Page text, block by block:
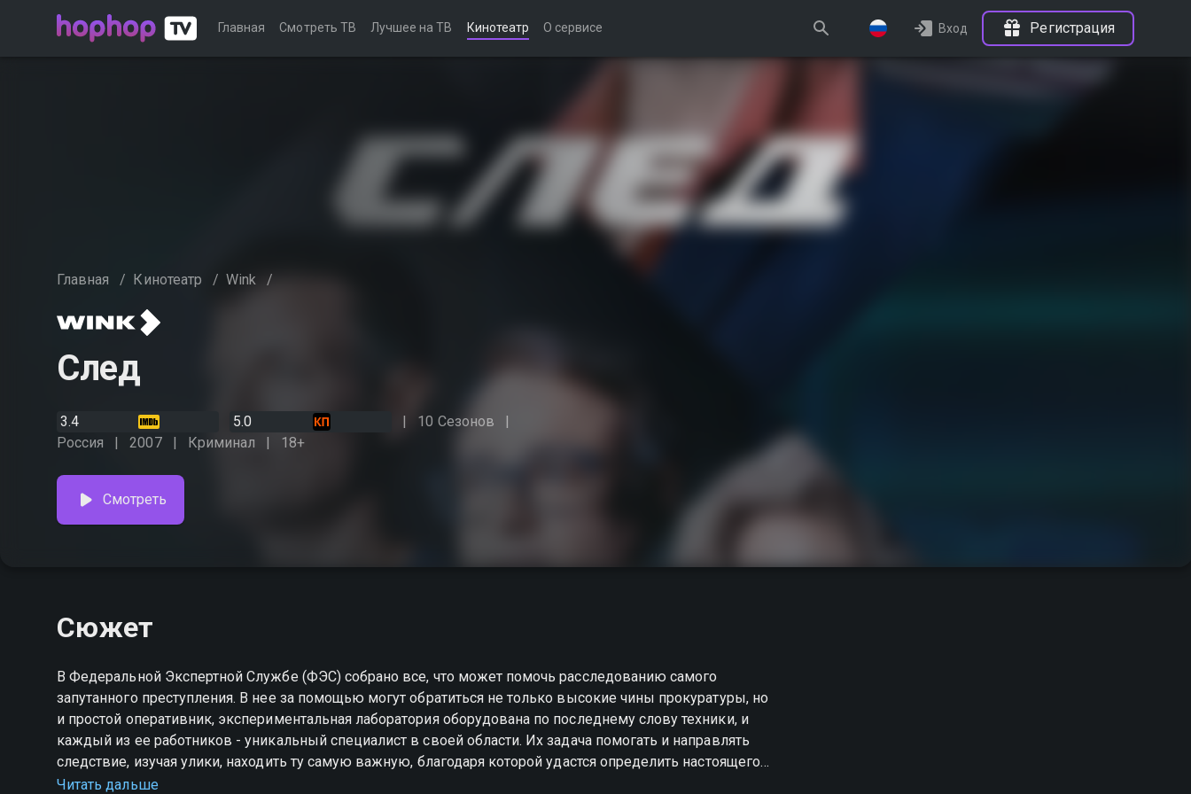
Главная Смотреть ТВ Лучшее на ТВ Кинотеатр О сервисе Вход Регистрация
Главная / Кинотеатр / Wink /
След
3.4 5.0
10 Сезонов
Россия
2007 Криминал 18+
Смотреть
Сюжет
В Федеральной Экспертной Службе (ФЭС) собрано все, что может помочь расследованию самого
запутанного преступления. В нее за помощью могут обратиться не только высокие чины прокуратуры, но
и простой оперативник, экспериментальная лаборатория оборудована по последнему слову техники, и
каждый из ее работников - уникальный специалист в своей области. Их задача помогать и направлять
следствие, изучая улики, находить ту самую важную, благодаря которой удастся определить настоящего
виновника. Каждый день они работают, чтобы ни одно преступление не осталось безнаказанным. В 39-
Читать дальше